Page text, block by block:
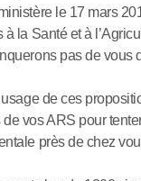
le 17 mars
la Santé et à
pas de vous
usage de ces
vos ARS pour
près de chez